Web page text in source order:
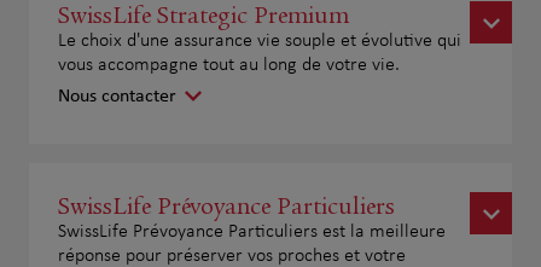
SwissLife Strategic Premium
Le choix d'une assurance vie souple et évolutive qui
vous accompagne tout au long de votre vie.
Nous contacter
SwissLife Prévoyance Particuliers
SwissLife Prévoyance Particuliers est la meilleure
réponse pour préserver vos proches et votre